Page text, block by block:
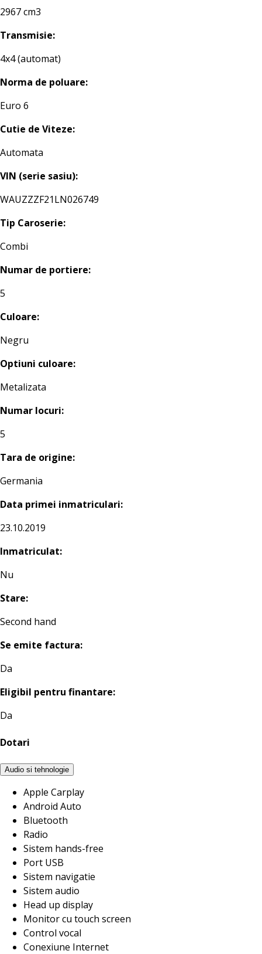
2967 cm3
Transmisie:
4x4 (automat)
Norma de poluare:
Euro 6
Cutie de Viteze:
Automata
VIN (serie sasiu):
WAUZZZF21LN026749
Tip Caroserie:
Combi
Numar de portiere:
5
Culoare:
Negru
Optiuni culoare:
Metalizata
Numar locuri:
5
Tara de origine:
Germania
Data primei inmatriculari:
23.10.2019
Inmatriculat:
Nu
Stare:
Second hand
Se emite factura:
Da
Eligibil pentru finantare:
Da
Dotari
Audio si tehnologie
Apple Carplay
Android Auto
Bluetooth
Radio
Sistem hands-free
Port USB
Sistem navigatie
Sistem audio
Head up display
Monitor cu touch screen
Control vocal
Conexiune Internet